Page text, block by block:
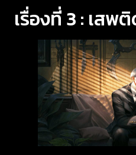
เรื่องที่ 3 : เสพ